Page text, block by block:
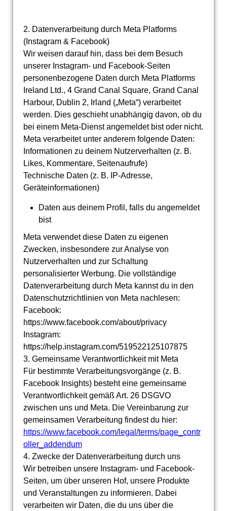
2. Datenverarbeitung durch Meta Platforms
(Instagram & Facebook)
Wir weisen darauf hin, dass bei dem Besuch
unserer Instagram- und Facebook-Seiten
personenbezogene Daten durch Meta Platforms
Ireland Ltd., 4 Grand Canal Square, Grand Canal
Harbour, Dublin 2, Irland („Meta“) verarbeitet
werden. Dies geschieht unabhängig davon, ob du
bei einem Meta-Dienst angemeldet bist oder nicht.
Meta verarbeitet unter anderem folgende Daten:
Informationen zu deinem Nutzerverhalten (z. B.
Likes, Kommentare, Seitenaufrufe)
Technische Daten (z. B. IP-Adresse,
Geräteinformationen)
Daten aus deinem Profil, falls du angemeldet
bist
Meta verwendet diese Daten zu eigenen
Zwecken, insbesondere zur Analyse von
Nutzerverhalten und zur Schaltung
personalisierter Werbung. Die vollständige
Datenverarbeitung durch Meta kannst du in den
Datenschutzrichtlinien von Meta nachlesen:
Facebook:
https://www.facebook.com/about/privacy
Instagram:
https://help.instagram.com/519522125107875
3. Gemeinsame Verantwortlichkeit mit Meta
Für bestimmte Verarbeitungsvorgänge (z. B.
Facebook Insights) besteht eine gemeinsame
Verantwortlichkeit gemäß Art. 26 DSGVO
zwischen uns und Meta. Die Vereinbarung zur
gemeinsamen Verarbeitung findest du hier:
https://www.facebook.com/legal/terms/page_contr
oller_addendum
4. Zwecke der Datenverarbeitung durch uns
Wir betreiben unsere Instagram- und Facebook-
Seiten, um über unseren Hof, unsere Produkte
und Veranstaltungen zu informieren. Dabei
verarbeiten wir Daten, die du uns über die